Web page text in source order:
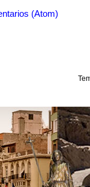
(Atom)